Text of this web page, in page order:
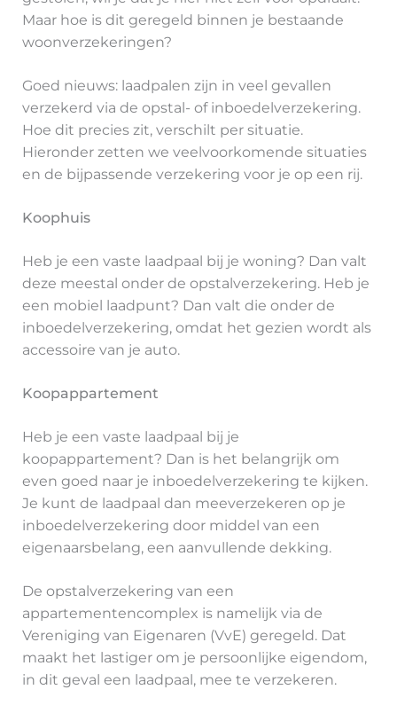
Maar hoe is dit geregeld binnen je bestaande
woonverzekeringen?
Goed nieuws: laadpalen zijn in veel gevallen
verzekerd via de opstal- of inboedelverzekering.
Hoe dit precies zit, verschilt per situatie.
Hieronder zetten we veelvoorkomende situaties
en de bijpassende verzekering voor je op een rij.
Koophuis
Heb je een vaste laadpaal bij je woning? Dan valt
deze meestal onder de opstalverzekering. Heb je
een mobiel laadpunt? Dan valt die onder de
inboedelverzekering, omdat het gezien wordt als
accessoire van je auto.
Koopappartement
Heb je een vaste laadpaal bij je
koopappartement? Dan is het belangrijk om
even goed naar je inboedelverzekering te kijken.
Je kunt de laadpaal dan meeverzekeren op je
inboedelverzekering door middel van een
eigenaarsbelang, een aanvullende dekking.
De opstalverzekering van een
appartementencomplex is namelijk via de
Vereniging van Eigenaren (VvE) geregeld. Dat
maakt het lastiger om je persoonlijke eigendom,
in dit geval een laadpaal, mee te verzekeren.